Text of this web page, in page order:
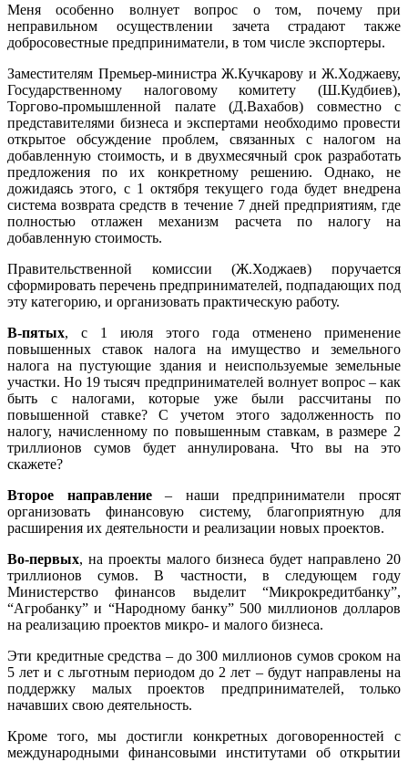
Меня особенно волнует вопрос о том, почему при
неправильном осуществлении зачета страдают также
добросовестные предприниматели, в том числе экспортеры.
Заместителям Премьер-министра Ж.Кучкарову и Ж.Ходжаеву,
Государственному налоговому комитету (Ш.Кудбиев),
Торгово-промышленной палате (Д.Вахабов) совместно с
представителями бизнеса и экспертами необходимо провести
открытое обсуждение проблем, связанных с налогом на
добавленную стоимость, и в двухмесячный срок разработать
предложения по их конкретному решению. Однако, не
дожидаясь этого, с 1 октября текущего года будет внедрена
система возврата средств в течение 7 дней предприятиям, где
полностью отлажен механизм расчета по налогу на
добавленную стоимость.
Правительственной комиссии (Ж.Ходжаев) поручается
сформировать перечень предпринимателей, подпадающих под
эту категорию, и организовать практическую работу.
В-пятых, с 1 июля этого года отменено применение
повышенных ставок налога на имущество и земельного
налога на пустующие здания и неиспользуемые земельные
участки. Но 19 тысяч предпринимателей волнует вопрос – как
быть с налогами, которые уже были рассчитаны по
повышенной ставке? С учетом этого задолженность по
налогу, начисленному по повышенным ставкам, в размере 2
триллионов сумов будет аннулирована. Что вы на это
скажете?
Второе направление– наши предприниматели просят
организовать финансовую систему, благоприятную для
расширения их деятельности и реализации новых проектов.
Во-первых, на проекты малого бизнеса будет направлено 20
триллионов сумов. В частности, в следующем году
Министерство финансов выделит “Микрокредитбанку”,
“Агробанку” и “Народному банку” 500 миллионов долларов
на реализацию проектов микро- и малого бизнеса.
Эти кредитные средства – до 300 миллионов сумов сроком на
5 лет и с льготным периодом до 2 лет – будут направлены на
поддержку малых проектов предпринимателей, только
начавших свою деятельность.
Кроме того, мы достигли конкретных договоренностей с
международными финансовыми институтами об открытии